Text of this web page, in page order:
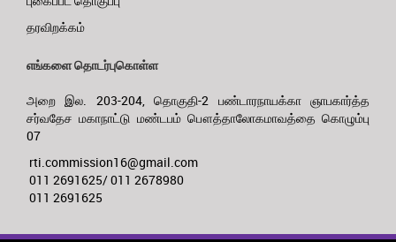
தரவிறக்கம்
எங்களை தொடர்புகொள்ள
அறை இல. 203-204, தொகுதி-2 பண்டாரநாயக்கா ஞாபகார்த்த
சர்வதேச மகாநாட்டு மண்டபம் பௌத்தாலோகமாவத்தை கொழும்பு
07
rti.commission16@gmail.com
011 2691625/ 011 2678980
011 2691625